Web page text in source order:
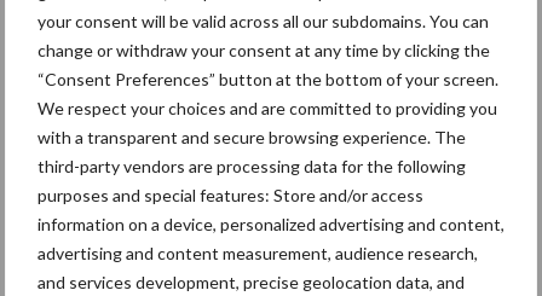
your consent will be valid across all our subdomains. You can
change or withdraw your consent at any time by clicking the
“Consent Preferences” button at the bottom of your screen.
We respect your choices and are committed to providing you
with a transparent and secure browsing experience. The
third-party vendors are processing data for the following
purposes and special features: Store and/or access
information on a device, personalized advertising and content,
advertising and content measurement, audience research,
and services development, precise geolocation data, and
7 aug
De speenhuid: een vaak
onderschatte risicofactor voor
mastitis
BoviMove zorgt voor eenvoudige,
sluitende en betrouwbare
traceerbaarheid van
rundveetransporten